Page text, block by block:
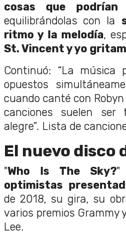
cosas que podrían
equilibrándolas con la
ritmo y la melodía,
St. Vincent y yo
Continuó: “La música
opuestos
cuando canté con
canciones suelen
alegre”. Lista de
El nuevo disco
"Who Is The Sky?"
optimistas
de 2018, su gira, su
varios premios Grammy
Lee.